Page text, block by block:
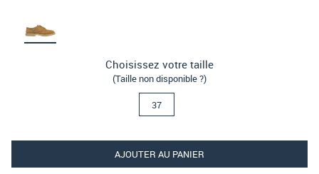
Choisissez votre taille
(Taille non disponible ?)
37
AJOUTER AU PANIER